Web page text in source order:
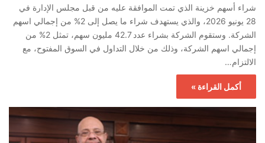
شراء أسهم خزينة الذي تمت الموافقة عليه من قبل مجلس الإدارة في
28 يونيو 2026، والذي يستهدف شراء ما يصل إلى 2% من إجمالي اسهم
الشركة. وستقوم الشركة بشراء عدد 42.7 مليون سهم، تمثل 2% من
إجمالي اسهم الشركة، وذلك من خلال التداول في السوق المفتوح، مع
الالتزام…
أكمل القراءة »